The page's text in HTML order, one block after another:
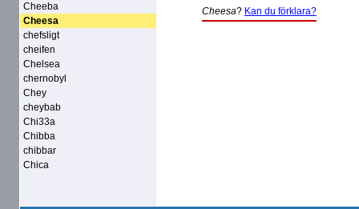
Cheeba
Cheesa
chefsligt
cheifen
Chelsea
chernobyl
Chey
cheybab
Chi33a
Chibba
chibbar
Chica
Cheesa? Kan du förklara?